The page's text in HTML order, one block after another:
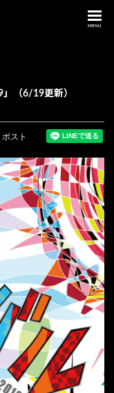
MENU
」（6/19更新）